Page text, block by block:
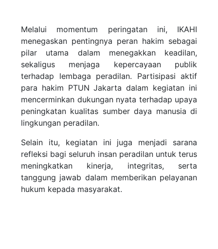
Melalui momentum peringatan ini, IKAHI
menegaskan pentingnya peran hakim sebagai
pilar utama dalam menegakkan keadilan,
sekaligus menjaga kepercayaan publik
terhadap lembaga peradilan. Partisipasi aktif
para hakim PTUN Jakarta dalam kegiatan ini
mencerminkan dukungan nyata terhadap upaya
peningkatan kualitas sumber daya manusia di
lingkungan peradilan.
Selain itu, kegiatan ini juga menjadi sarana
refleksi bagi seluruh insan peradilan untuk terus
meningkatkan kinerja, integritas, serta
tanggung jawab dalam memberikan pelayanan
hukum kepada masyarakat.